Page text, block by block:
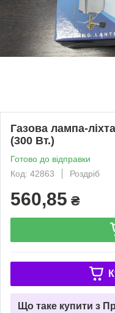
Газова лампа-
(300 Вт.)
Готово до відправки
Код: 42863
Роздріб
560,85 ₴
Що таке купити з